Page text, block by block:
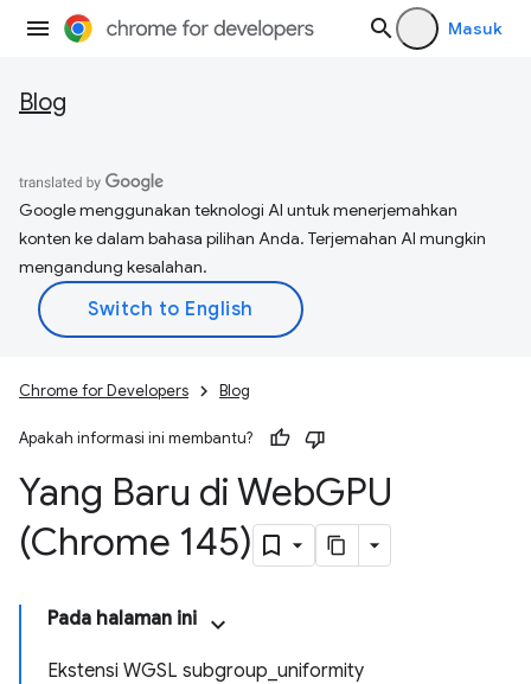
Masuk
Blog
Google menggunakan teknologi AI untuk menerjemahkan
konten ke dalam bahasa pilihan Anda. Terjemahan AI mungkin
mengandung kesalahan.
Chrome for Developers Blog
Apakah informasi ini membantu?
Yang Baru di WebGPU
(Chrome 145)
Pada halaman ini
Ekstensi WGSL subgroup_uniformity